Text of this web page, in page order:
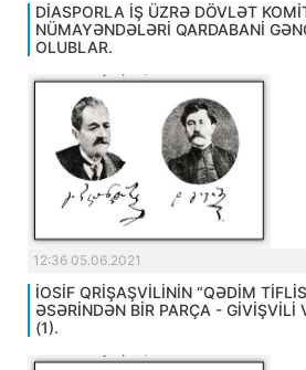
DİASPORLA İŞ ÜZRƏ DÖVLƏT
NÜMAYƏNDƏLƏRİ QARDABANİ
OLUBLAR.
12:36 05.06.2021
İOSİF QRİŞAŞVİLİNİN “QƏDİM
ƏSƏRİNDƏN BİR PARÇA - GİVİŞVİLİ
(1).